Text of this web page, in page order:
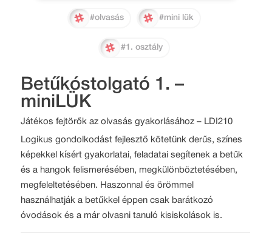
#olvasás #mini lük
#1. osztály
Betűkóstolgató 1. –
miniLÜK
Játékos fejtörők az olvasás gyakorlásához – LDI210
Logikus gondolkodást fejlesztő kötetünk derűs, színes
képekkel kísért gyakorlatai, feladatai segítenek a betűk
és a hangok felismerésében, megkülönböztetésében,
megfeleltetésében. Haszonnal és örömmel
használhatják a betűkkel éppen csak barátkozó
óvodások és a már olvasni tanuló kisiskolások is.